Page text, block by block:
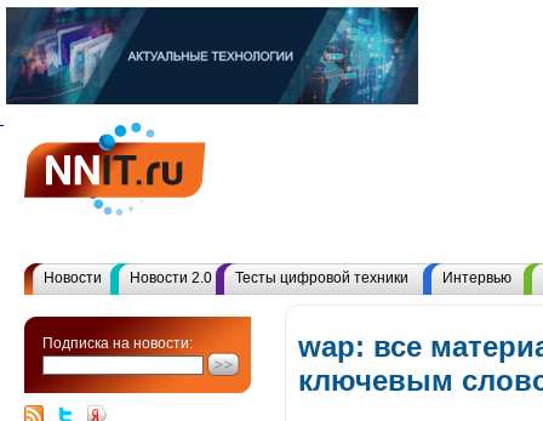
Новости Новости 2.0 Тесты цифровой техники Интервью
Подписка на новости:
wap: все
ключевым